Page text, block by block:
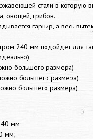
стали в которую
овощей, грибов.
гарнир, а весь
240 мм подойдет для
большего размера)
большего размера)
большего размера)
мм;
мм;